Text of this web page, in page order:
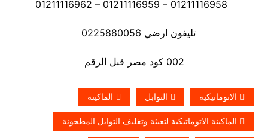
تليفون ارضي 0225880056
002 كود مصر قبل الرقم
الاتوماتيكية التوابل الماكينة
الماكينة الاتوماتيكية لتعبئة وتغليف التوابل المطحونة